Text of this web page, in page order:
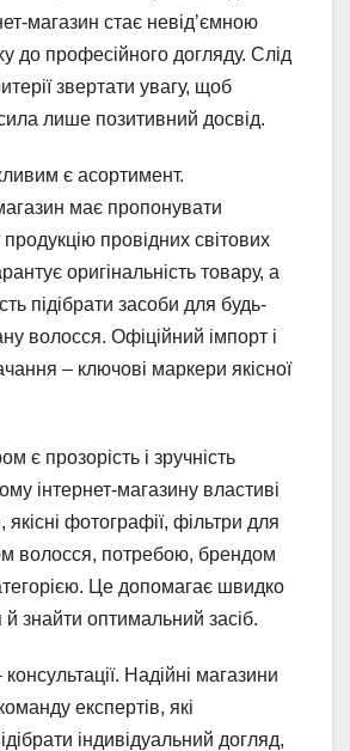
магазин стає невід’ємною
до професійного догляду. Слід
звертати увагу, щоб
лише позитивний досвід.
є асортимент.
має пропонувати
провідних світових
оригінальність товару, а
підібрати засоби для будь-
волосся. Офіційний імпорт і
– ключові маркери якісної
є прозорість і зручність
інтернет-магазину властиві
якісні фотографії, фільтри для
волосся, потребою, брендом
Це допомагає швидко
й знайти оптимальний засіб.
консультації. Надійні магазини
експертів, які
індивідуальний догляд,